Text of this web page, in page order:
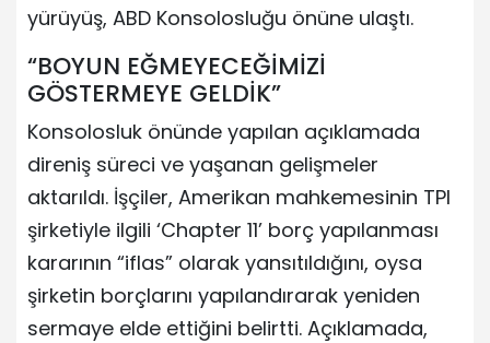
yürüyüş, ABD Konsolosluğu önüne ulaştı.
“BOYUN EĞMEYECEĞİMİZİ
GÖSTERMEYE GELDİK”
Konsolosluk önünde yapılan açıklamada
direniş süreci ve yaşanan gelişmeler
aktarıldı. İşçiler, Amerikan mahkemesinin TPI
şirketiyle ilgili ‘Chapter 11’ borç yapılanması
kararının “iflas” olarak yansıtıldığını, oysa
şirketin borçlarını yapılandırarak yeniden
sermaye elde ettiğini belirtti. Açıklamada,